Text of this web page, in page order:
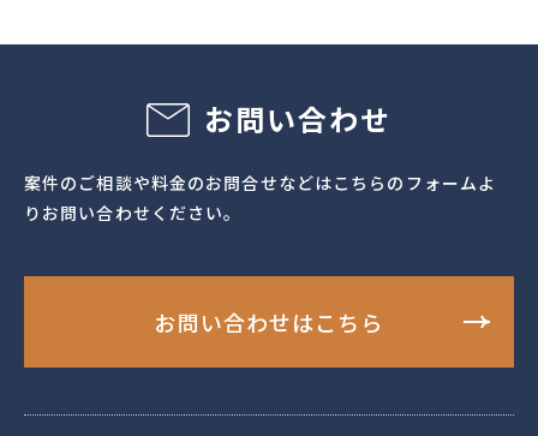
帖』特別付録の公式ガイドブックを長年手がけており、対象
お問い合わせ
案件のご相談や料金のお問合せなどはこちらのフォームよ
りお問い合わせください。
お問い合わせはこちら